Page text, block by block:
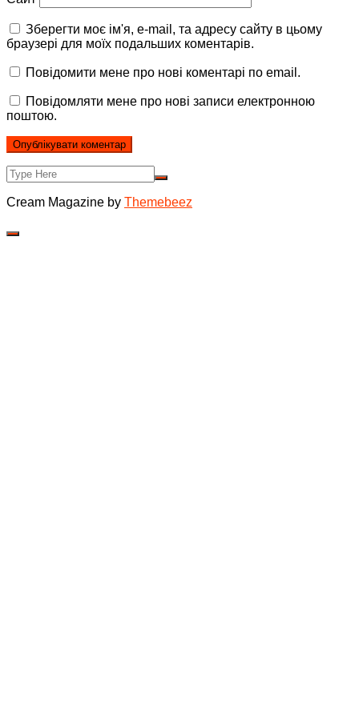
Зберегти моє ім'я, e-mail, та адресу сайту в цьому
браузері для моїх подальших коментарів.
Повідомити мене про нові коментарі по email.
Повідомляти мене про нові записи електронною
поштою.
Cream Magazine by Themebeez